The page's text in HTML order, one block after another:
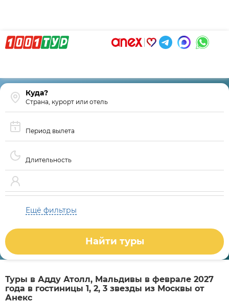
Страна, курорт или отель
Период вылета
Длительность
Ещё фильтры
Найти туры
Туры в Адду Атолл, Мальдивы в феврале 2027
года в гостиницы 1, 2, 3 звезды из Москвы от
Анекс